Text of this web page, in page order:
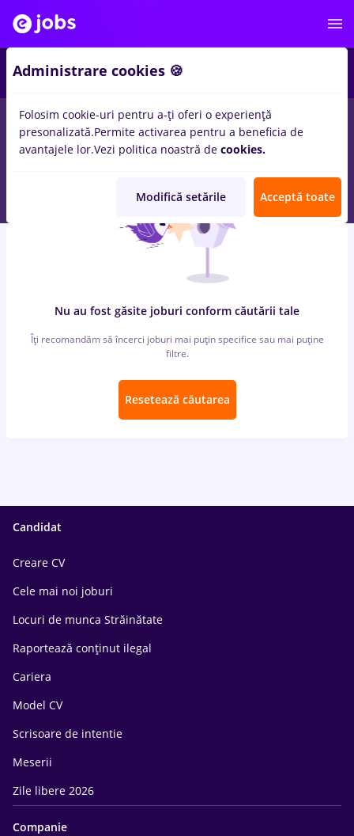
locuri de muncacu salarii asistent comercialinCluj-Napoca
pentruFara experientainConstructii / Instalatii
Nu au fost găsite joburi conform căutării tale
Îți recomandăm să încerci joburi mai puțin specifice sau mai puține
filtre.
Resetează căutarea
Candidat
Creare CV
Cele mai noi joburi
Locuri de munca Străinătate
Raportează conținut ilegal
Cariera
Model CV
Scrisoare de intentie
Meserii
Zile libere 2026
Companie
Administrare cookies 🍪
Folosim cookie-uri pentru a-ți oferi o experiență
presonalizată.Permite activarea pentru a beneficia de
avantajele lor.Vezi politica noastră de cookies.
Modifică setările Acceptă toate